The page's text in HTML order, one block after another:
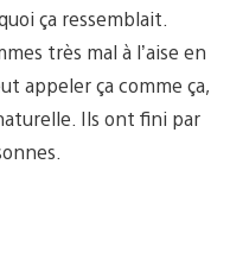
ça ressemblait.
très mal à l’aise en
appeler ça comme ça,
Ils ont fini par